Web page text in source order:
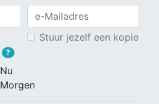
Stuur jezelf een kopie
?
Nu
Morgen